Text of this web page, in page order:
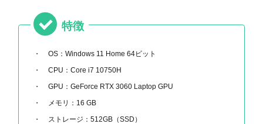
特徴
OS：Windows 11 Home 64ビット
CPU：Core i7 10750H
GPU：GeForce RTX 3060 Laptop GPU
メモリ：16 GB
ストレージ：512GB（SSD）